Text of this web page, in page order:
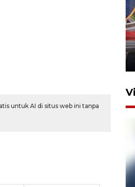
untuk AI di situs web ini tanpa